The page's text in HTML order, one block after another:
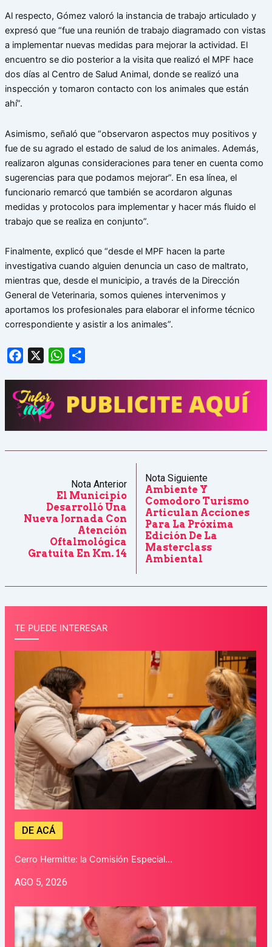
Al respecto, Gómez valoró la instancia de trabajo articulado y
expresó que “fue una reunión de trabajo diagramado con vistas
a implementar nuevas medidas para mejorar la actividad. El
encuentro se dio posterior a la visita que realizó el MPF hace
dos días al Centro de Salud Animal, donde se realizó una
inspección y tomaron contacto con los animales que están
ahí”.
Asimismo, señaló que “observaron aspectos muy positivos y
fue de su agrado el estado de salud de los animales. Además,
realizaron algunas consideraciones para tener en cuenta como
sugerencias para que podamos mejorar”. En esa línea, el
funcionario remarcó que también se acordaron algunas
medidas y protocolos para implementar y hacer más fluido el
trabajo que se realiza en conjunto”.
Finalmente, explicó que “desde el MPF hacen la parte
investigativa cuando alguien denuncia un caso de maltrato,
mientras que, desde el municipio, a través de la Dirección
General de Veterinaria, somos quienes intervenimos y
aportamos los profesionales para elaborar el informe técnico
correspondiente y asistir a los animales”.
Facebook WhatsApp
Nota Anterior
El Municipio
Desarrolló Una
Nueva Jornada Con
Atención
Oftalmológica
Gratuita En Km. 14
Nota Siguiente
Ambiente Y
Comodoro Turismo
Articulan Acciones
Para La Próxima
Edición De La
Masterclass
Ambiental
TE PUEDE INTERESAR
DE ACÁ
Cerro Hermitte: la Comisión Especial…
AGO 5, 2026